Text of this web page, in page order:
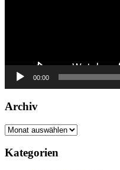
00:00
Archiv
Archiv
Kategorien